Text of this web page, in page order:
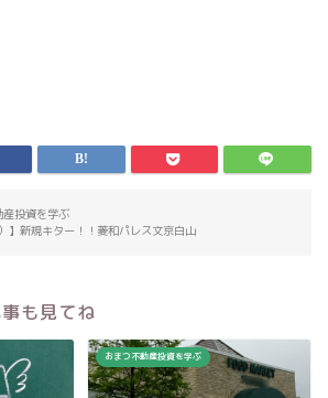
産投資を学ぶ
】新規キター！！菱和パレス文京白山
も見てね
おまつ不動産投資を学ぶ